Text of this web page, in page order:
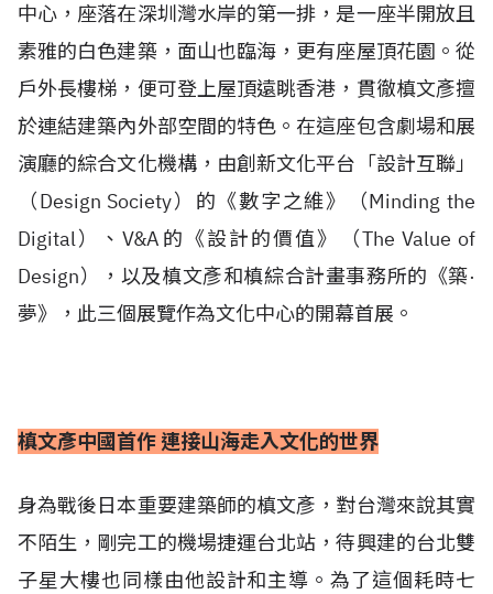
中心，座落在深圳灣水岸的第一排，是一座半開放且
素雅的白色建築，面山也臨海，更有座屋頂花園。從
戶外長樓梯，便可登上屋頂遠眺香港，貫徹槙文彥擅
於連結建築內外部空間的特色。在這座包含劇場和展
演廳的綜合文化機構，由創新文化平台「設計互聯」
（Design Society）的《數字之維》（Minding the
Digital）、V&A的《設計的價值》（The Value of
Design），以及槙文彥和槙綜合計畫事務所的《築·
夢》，此三個展覽作為文化中心的開幕首展。
槙文彥中國首作 連接山海走入文化的世界
身為戰後日本重要建築師的槙文彥，對台灣來說其實
不陌生，剛完工的機場捷運台北站，待興建的台北雙
子星大樓也同樣由他設計和主導。為了這個耗時七